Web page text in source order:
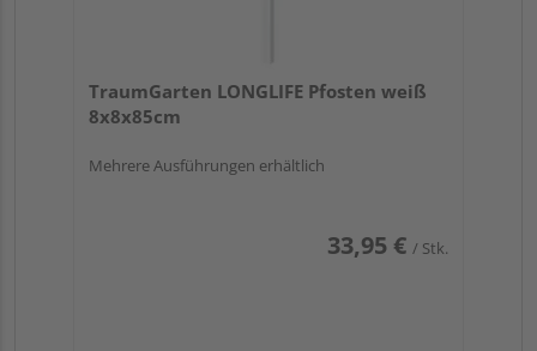
TraumGarten LONGLIFE Pfosten weiß
8x8x85cm
Mehrere Ausführungen erhältlich
33,95 € / Stk.